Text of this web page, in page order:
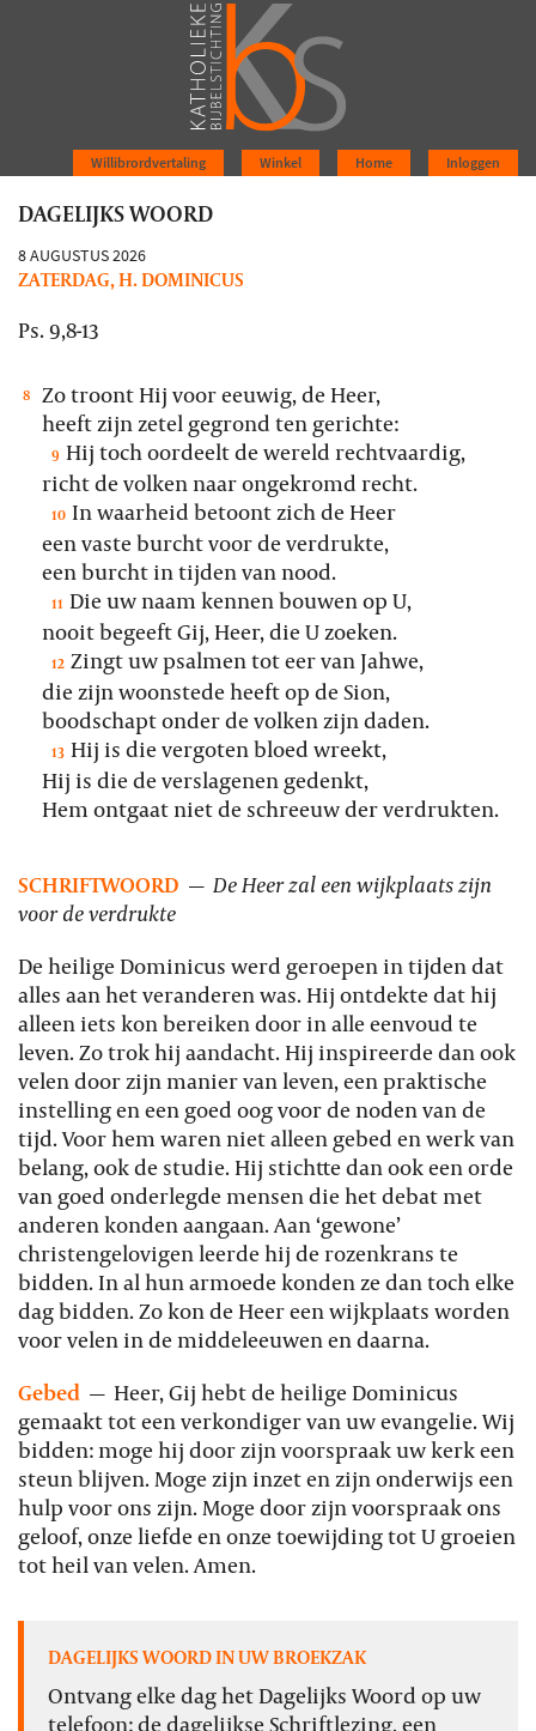
Inloggen
Home
Winkel
Willibrordvertaling
DAGELIJKS WOORD
8 AUGUSTUS 2026
ZATERDAG, H. DOMINICUS
Ps. 9,8-13
8
Zo troont Hij voor eeuwig, de Heer,
heeft zijn zetel gegrond ten gerichte:
9 Hij toch oordeelt de wereld rechtvaardig,
richt de volken naar ongekromd recht.
10 In waarheid betoont zich de Heer
een vaste burcht voor de verdrukte,
een burcht in tijden van nood.
11 Die uw naam kennen bouwen op U,
nooit begeeft Gij, Heer, die U zoeken.
12 Zingt uw psalmen tot eer van Jahwe,
die zijn woonstede heeft op de Sion,
boodschapt onder de volken zijn daden.
13 Hij is die vergoten bloed wreekt,
Hij is die de verslagenen gedenkt,
Hem ontgaat niet de schreeuw der verdrukten.
SCHRIFTWOORD — De Heer zal een wijkplaats zijn
voor de verdrukte
De heilige Dominicus werd geroepen in tijden dat
alles aan het veranderen was. Hij ontdekte dat hij
alleen iets kon bereiken door in alle eenvoud te
leven. Zo trok hij aandacht. Hij inspireerde dan ook
velen door zijn manier van leven, een praktische
instelling en een goed oog voor de noden van de
tijd. Voor hem waren niet alleen gebed en werk van
belang, ook de studie. Hij stichtte dan ook een orde
van goed onderlegde mensen die het debat met
anderen konden aangaan. Aan ‘gewone’
christengelovigen leerde hij de rozenkrans te
bidden. In al hun armoede konden ze dan toch elke
dag bidden. Zo kon de Heer een wijkplaats worden
voor velen in de middeleeuwen en daarna.
Gebed — Heer, Gij hebt de heilige Dominicus
gemaakt tot een verkondiger van uw evangelie. Wij
bidden: moge hij door zijn voorspraak uw kerk een
steun blijven. Moge zijn inzet en zijn onderwijs een
hulp voor ons zijn. Moge door zijn voorspraak ons
geloof, onze liefde en onze toewijding tot U groeien
tot heil van velen. Amen.
DAGELIJKS WOORD IN UW BROEKZAK
Ontvang elke dag het Dagelijks Woord op uw
telefoon: de dagelijkse Schriftlezing, een